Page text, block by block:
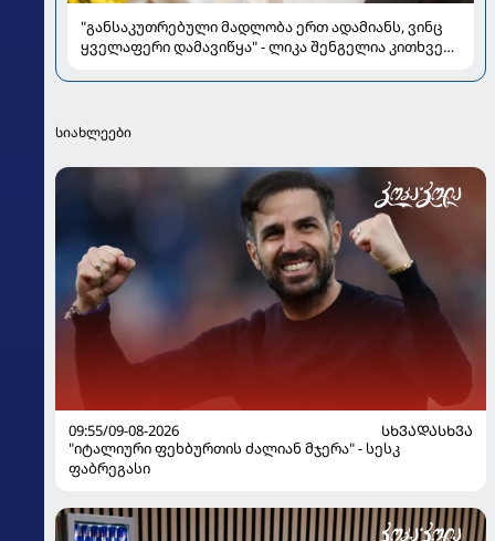
"განსაკუთრებული მადლობა ერთ ადამიანს, ვინც
ყველაფერი დამავიწყა" - ლიკა შენგელია კითხვებს
სიახლეები
09:55/09-08-2026
ᲡᲮᲕᲐᲓᲐᲡᲮᲕᲐ
"იტალიური ფეხბურთის ძალიან მჯერა" - სესკ
ფაბრეგასი